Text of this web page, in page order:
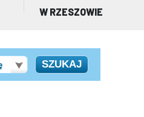
W RZESZOWIE